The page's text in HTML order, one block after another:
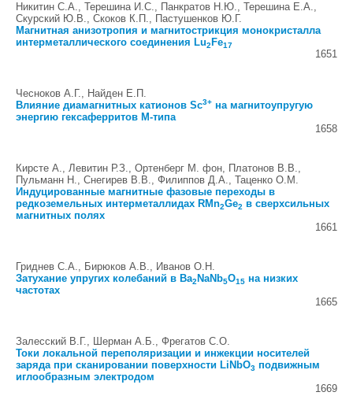
Никитин С.А., Терешина И.С., Панкратов Н.Ю., Терешина Е.А.,
Скурский Ю.В., Скоков К.П., Пастушенков Ю.Г.
Магнитная анизотропия и магнитострикция монокристалла
интерметаллического соединения Lu2 Fe17
1651
Чесноков А.Г., Найден Е.П.
Влияние диамагнитных катионов Sc3+ на магнитоупругую
энергию гексаферритов M-типа
1658
Кирсте А., Левитин Р.З., Ортенберг М. фон, Платонов В.В.,
Пульманн Н., Снегирев В.В., Филиппов Д.А., Таценко О.М.
Индуцированные магнитные фазовые переходы в
редкоземельных интерметаллидах RMn2Ge2 в сверхсильных
магнитных полях
1661
Гриднев C.А., Бирюков А.В., Иванов О.Н.
Затухание упругих колебаний в Ba2 NaNb5O15 на низких
частотах
1665
Залесский В.Г., Шерман А.Б., Фрегатов С.О.
Токи локальной переполяризации и инжекции носителей
заряда при сканировании поверхности LiNbO3 подвижным
иглообразным электродом
1669